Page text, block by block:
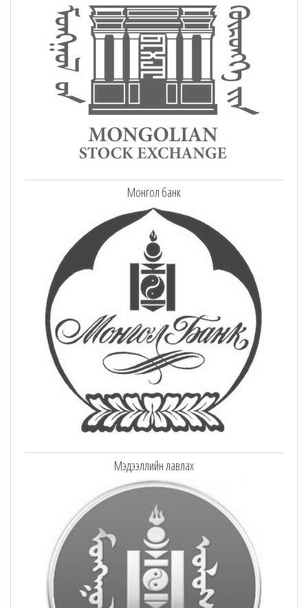
Монгол банк
Мэдээллийн лавлах